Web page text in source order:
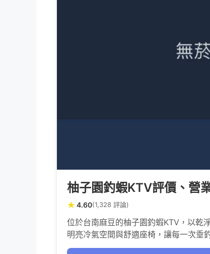
柚子園釣蝦KTV評價、營
★ 4.60(1,328 評論)
位於台南麻豆的柚子園釣蝦KTV，以乾
明亮冷氣空間與舒適座椅，讓每一次垂